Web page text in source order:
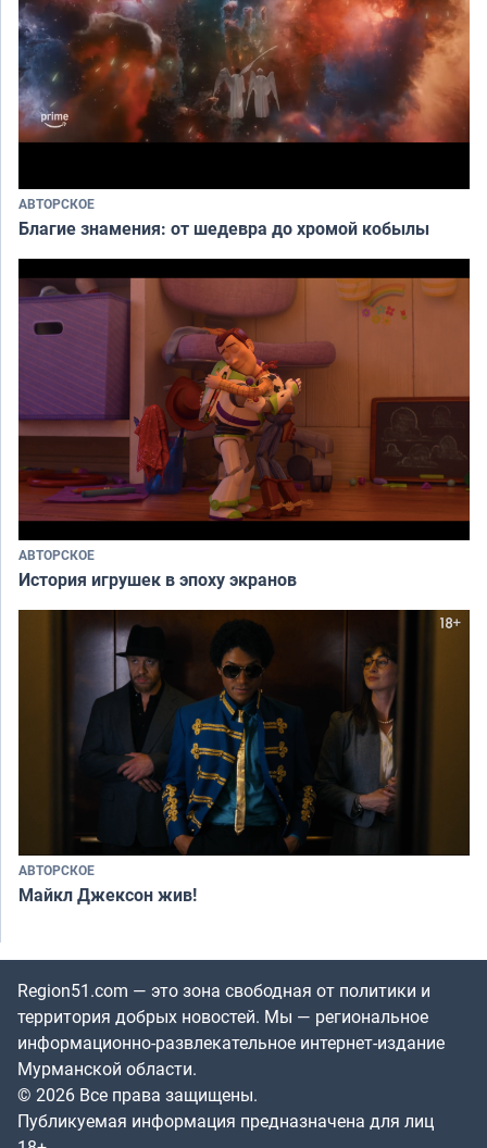
АВТОРСКОЕ
Благие знамения: от шедевра до хромой кобылы
АВТОРСКОЕ
История игрушек в эпоху экранов
АВТОРСКОЕ
Майкл Джексон жив!
Region51.com — это зона свободная от политики и
территория добрых новостей. Мы — региональное
информационно-развлекательное интернет-издание
Мурманской области.
© 2026 Все права защищены.
Публикуемая информация предназначена для лиц